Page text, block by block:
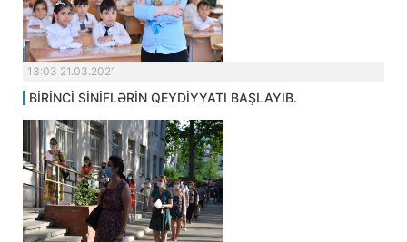
13:03 21.03.2021
BİRİNCİ SİNİFLƏRİN QEYDİYYATI BAŞLAYIB.